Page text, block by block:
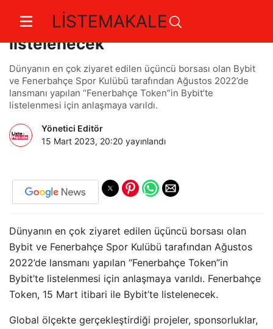
LİSTEMAKALE
Fenerbahçe Token Bybit'te
listelenecek
Dünyanın en çok ziyaret edilen üçüncü borsası olan Bybit
ve Fenerbahçe Spor Kulübü tarafından Ağustos 2022’de
lansmanı yapılan “Fenerbahçe Token”in Bybit’te
listelenmesi için anlaşmaya varıldı.
Yönetici Editör
15 Mart 2023, 20:20 yayınlandı
Dünyanın en çok ziyaret edilen üçüncü borsası olan
Bybit ve Fenerbahçe Spor Kulübü tarafından Ağustos
2022’de lansmanı yapılan “Fenerbahçe Token”in
Bybit’te listelenmesi için anlaşmaya varıldı. Fenerbahçe
Token, 15 Mart itibari ile Bybit’te listelenecek.
Global ölçekte gerçekleştirdiği projeler, sponsorluklar,